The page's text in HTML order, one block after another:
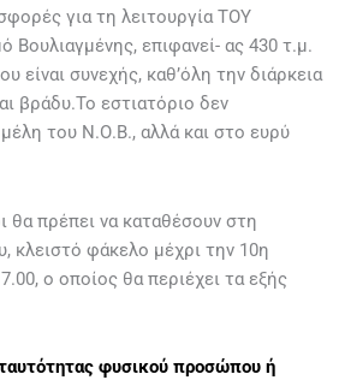
για τη λειτουργία TOY
Βουλιαγμένης, επιφανεί- ας 430 τ.μ.
είναι συνεχής, καθ’όλη την διάρκεια
βράδυ.To εστιατόριο δεν
του Ν.Ο.Β., αλλά και στο ευρύ
θα πρέπει να καταθέσουν στη
κλειστό φάκελο μέχρι την 10η
ο οποίος θα περιέχει τα εξής
φυσικού προσώπου ή